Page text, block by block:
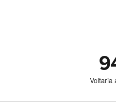
Voltaria